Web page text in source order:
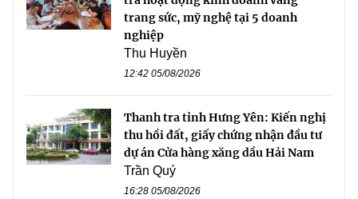
trang sức, mỹ nghệ tại 5 doanh
nghiệp
Thu Huyền
12:42 05/08/2026
Thanh tra tỉnh Hưng Yên: Kiến nghị
thu hồi đất, giấy chứng nhận đầu tư
dự án Cửa hàng xăng dầu Hải Nam
Trần Quý
16:28 05/08/2026